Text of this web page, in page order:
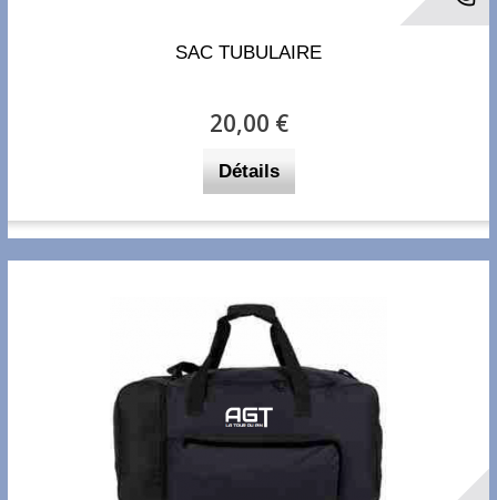
SAC TUBULAIRE
20,00 €
Détails